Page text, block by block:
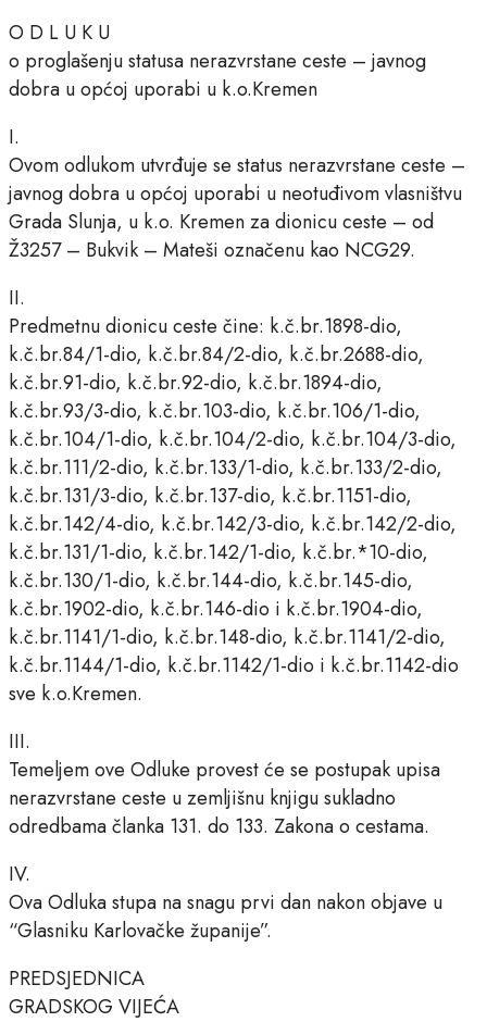
O D L U K U
o proglašenju statusa nerazvrstane ceste – javnog
dobra u općoj uporabi u k.o.Kremen
I.
Ovom odlukom utvrđuje se status nerazvrstane ceste –
javnog dobra u općoj uporabi u neotuđivom vlasništvu
Grada Slunja, u k.o. Kremen za dionicu ceste – od
Ž3257 – Bukvik – Mateši označenu kao NCG29.
II.
Predmetnu dionicu ceste čine: k.č.br.1898-dio,
k.č.br.84/1-dio, k.č.br.84/2-dio, k.č.br.2688-dio,
k.č.br.91-dio, k.č.br.92-dio, k.č.br.1894-dio,
k.č.br.93/3-dio, k.č.br.103-dio, k.č.br.106/1-dio,
k.č.br.104/1-dio, k.č.br.104/2-dio, k.č.br.104/3-dio,
k.č.br.111/2-dio, k.č.br.133/1-dio, k.č.br.133/2-dio,
k.č.br.131/3-dio, k.č.br.137-dio, k.č.br.1151-dio,
k.č.br.142/4-dio, k.č.br.142/3-dio, k.č.br.142/2-dio,
k.č.br.131/1-dio, k.č.br.142/1-dio, k.č.br.*10-dio,
k.č.br.130/1-dio, k.č.br.144-dio, k.č.br.145-dio,
k.č.br.1902-dio, k.č.br.146-dio i k.č.br.1904-dio,
k.č.br.1141/1-dio, k.č.br.148-dio, k.č.br.1141/2-dio,
k.č.br.1144/1-dio, k.č.br.1142/1-dio i k.č.br.1142-dio
sve k.o.Kremen.
III.
Temeljem ove Odluke provest će se postupak upisa
nerazvrstane ceste u zemljišnu knjigu sukladno
odredbama članka 131. do 133. Zakona o cestama.
IV.
Ova Odluka stupa na snagu prvi dan nakon objave u
“Glasniku Karlovačke županije”.
PREDSJEDNICA
GRADSKOG VIJEĆA